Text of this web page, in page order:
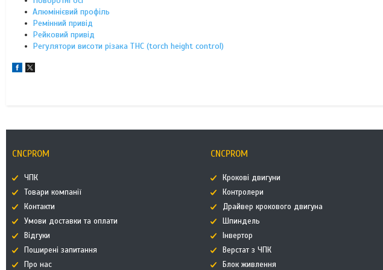
Алюмінієвий профіль
Ремінний привід
Рейковий привід
Регулятори висоти різака THC (torch height control)
CNCPROM
ЧПК
Товари компанії
Контакти
Умови доставки та оплати
Відгуки
Поширені запитання
Про нас
CNCPROM
Крокові двигуни
Контролери
Драйвер крокового двигуна
Шпиндель
Інвертор
Верстат з ЧПК
Блок живлення